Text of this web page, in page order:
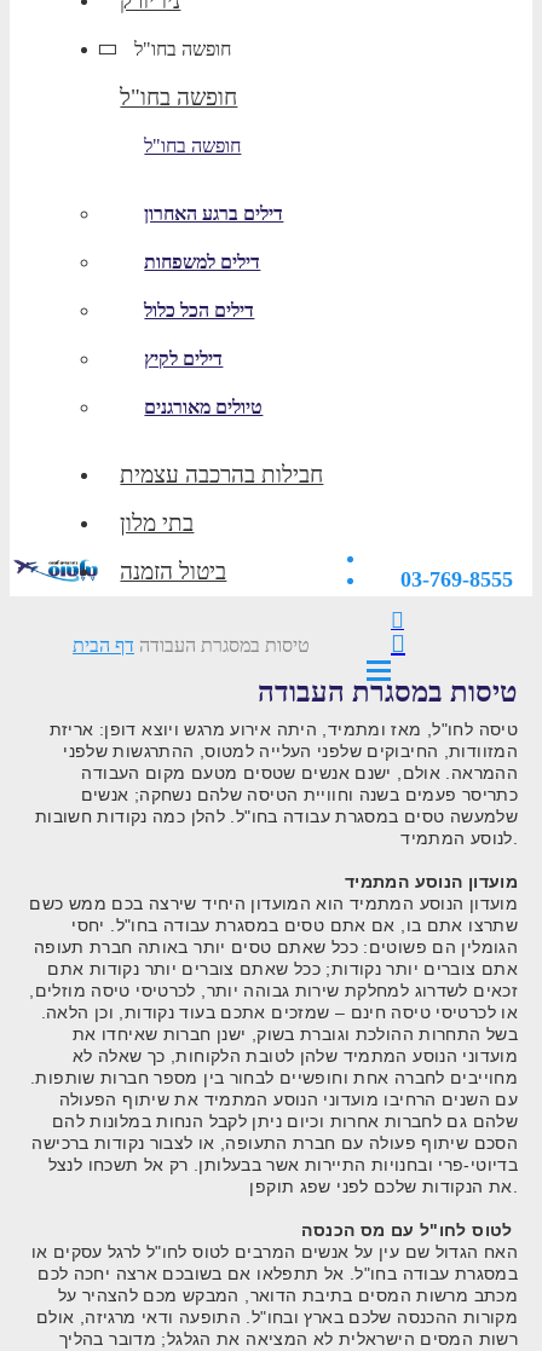
חופשה בחו"ל
חופשה בחו"ל
חופשה בחו"ל
דילים ברגע האחרון
דילים למשפחות
דילים הכל כלול
דילים לקיץ
טיולים מאורגנים
חבילות בהרכבה עצמית
בתי מלון
ביטול הזמנה
03-769-8555
דף הבית טיסות במסגרת העבודה
טיסות במסגרת העבודה
טיסה לחו"ל, מאז ומתמיד, היתה אירוע מרגש ויוצא דופן: אריזת
המזוודות, החיבוקים שלפני העלייה למטוס, ההתרגשות שלפני
ההמראה. אולם, ישנם אנשים שטסים מטעם מקום העבודה
כתריסר פעמים בשנה וחוויית הטיסה שלהם נשחקה; אנשים
שלמעשה טסים במסגרת עבודה בחו"ל. להלן כמה נקודות חשובות
מועדון הנוסע המתמיד
מועדון הנוסע המתמיד הוא המועדון היחיד שירצה בכם ממש כשם
שתרצו אתם בו, אם אתם טסים במסגרת עבודה בחו"ל. יחסי
הגומלין הם פשוטים: ככל שאתם טסים יותר באותה חברת תעופה
אתם צוברים יותר נקודות; ככל שאתם צוברים יותר נקודות אתם
זכאים לשדרוג למחלקת שירות גבוהה יותר, לכרטיסי טיסה מוזלים,
או לכרטיסי טיסה חינם – שמזכים אתכם בעוד נקודות, וכן הלאה.
בשל התחרות ההולכת וגוברת בשוק, ישנן חברות שאיחדו את
מועדוני הנוסע המתמיד שלהן לטובת הלקוחות, כך שאלה לא
מחוייבים לחברה אחת וחופשיים לבחור בין מספר חברות שותפות.
עם השנים הרחיבו מועדוני הנוסע המתמיד את שיתוף הפעולה
שלהם גם לחברות אחרות וכיום ניתן לקבל הנחות במלונות להם
הסכם שיתוף פעולה עם חברת התעופה, או לצבור נקודות ברכישה
בדיוטי-פרי ובחנויות התיירות אשר בבעלותן. רק אל תשכחו לנצל
האח הגדול שם עין על אנשים המרבים לטוס לחו"ל לרגל עסקים או
במסגרת עבודה בחו"ל. אל תתפלאו אם בשובכם ארצה יחכה לכם
מכתב מרשות המסים בתיבת הדואר, המבקש מכם להצהיר על
מקורות ההכנסה שלכם בארץ ובחו"ל. התופעה ודאי מרגיזה, אולם
רשות המסים הישראלית לא המציאה את הגלגל; מדובר בהליך